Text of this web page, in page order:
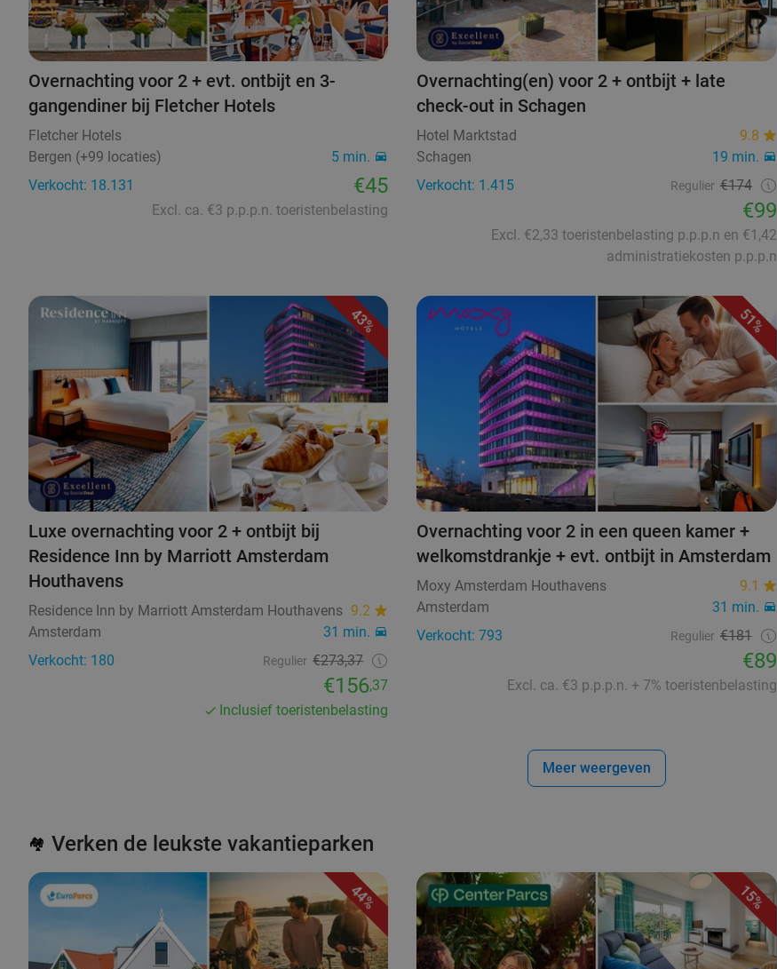
Overnachting voor 2 + evt. ontbijt en 3-
gangendiner bij Fletcher Hotels
Fletcher Hotels
Bergen (+99 locaties)
5 min.
Verkocht: 18.131
€45
Excl. ca. €3 p.p.p.n. toeristenbelasting
Overnachting(en) voor 2 + ontbijt + late
check-out in Schagen
Hotel Marktstad
9.8
Schagen
19 min.
Verkocht: 1.415
Regulier €174
€99
Excl. €2,33 toeristenbelasting p.p.p.n en €1,42
administratiekosten p.p.p.n
43%
Luxe overnachting voor 2 + ontbijt bij
Residence Inn by Marriott Amsterdam
Houthavens
Residence Inn by Marriott Amsterdam Houthavens 9.2
Amsterdam
31 min.
Verkocht: 180
Regulier €273,37
€156,37
Inclusief toeristenbelasting
51%
Overnachting voor 2 in een queen kamer +
welkomstdrankje + evt. ontbijt in Amsterdam
Moxy Amsterdam Houthavens
9.1
Amsterdam
31 min.
Verkocht: 793
Regulier €181
€89
Excl. ca. €3 p.p.p.n. + 7% toeristenbelasting
Meer weergeven
🏘️ Verken de leukste vakantieparken
44% 15%